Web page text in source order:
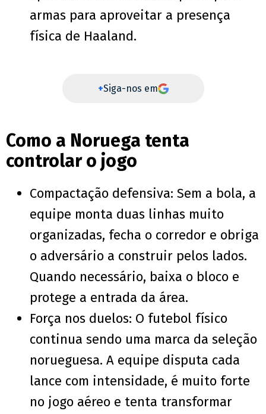
armas para aproveitar a presença
física de Haaland.
+Siga-nos em
Como a Noruega tenta
controlar o jogo
Compactação defensiva: Sem a bola, a
equipe monta duas linhas muito
organizadas, fecha o corredor e obriga
o adversário a construir pelos lados.
Quando necessário, baixa o bloco e
protege a entrada da área.
Força nos duelos: O futebol físico
continua sendo uma marca da seleção
norueguesa. A equipe disputa cada
lance com intensidade, é muito forte
no jogo aéreo e tenta transformar